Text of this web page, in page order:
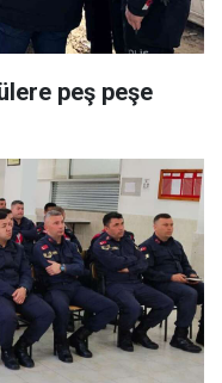
peş peşe